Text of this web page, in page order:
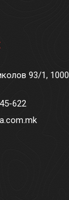
93/1, 1000
622